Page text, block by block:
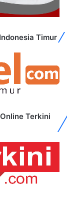
Timur
Terkini